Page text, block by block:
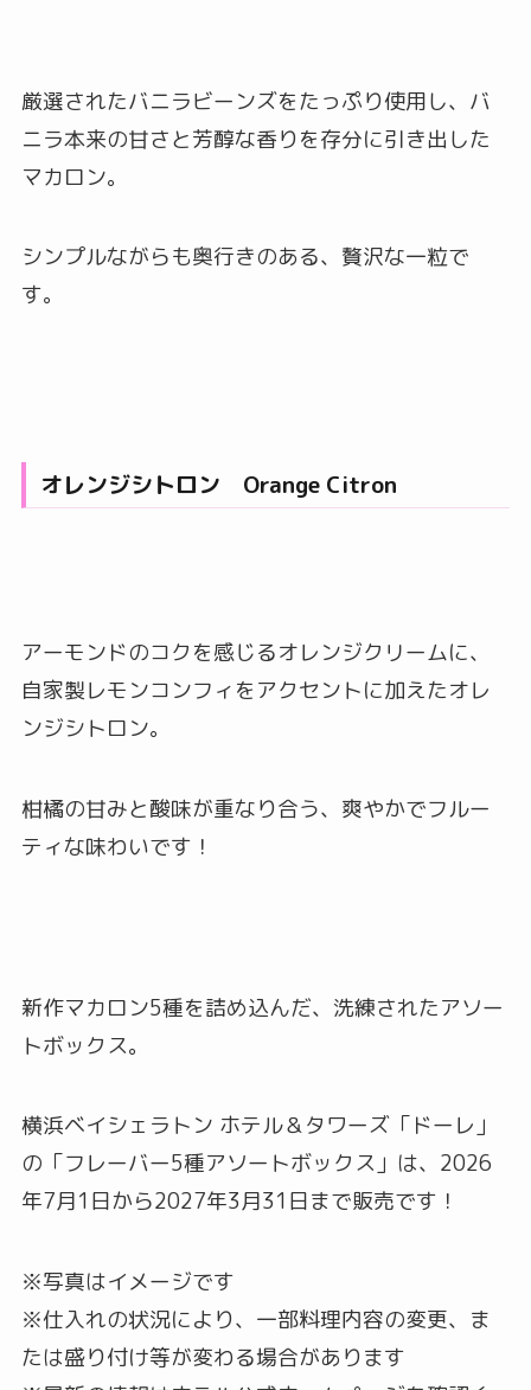
厳選されたバニラビーンズをたっぷり使用し、バ
ニラ本来の甘さと芳醇な香りを存分に引き出した
マカロン。
シンプルながらも奥行きのある、贅沢な一粒で
す。
オレンジシトロン Orange Citron
アーモンドのコクを感じるオレンジクリームに、
自家製レモンコンフィをアクセントに加えたオレ
ンジシトロン。
柑橘の甘みと酸味が重なり合う、爽やかでフルー
ティな味わいです！
新作マカロン5種を詰め込んだ、洗練されたアソー
トボックス。
横浜ベイシェラトン ホテル＆タワーズ「ドーレ」
の「フレーバー5種アソートボックス」は、2026
年7月1日から2027年3月31日まで販売です！
※写真はイメージです
※仕入れの状況により、一部料理内容の変更、ま
たは盛り付け等が変わる場合があります